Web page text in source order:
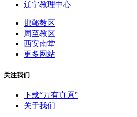
辽宁教理中心
邯郸教区
周至教区
西安南堂
更多网站
关注我们
下载“万有真原”
关于我们